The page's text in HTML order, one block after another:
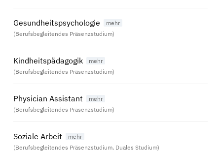
Gesundheitspsychologie
(Berufsbegleitendes Präsenzstudium)
Kindheitspädagogik
(Berufsbegleitendes Präsenzstudium)
Physician Assistant
(Berufsbegleitendes Präsenzstudium)
Soziale Arbeit
(Berufsbegleitendes Präsenzstudium, Duales Studium)